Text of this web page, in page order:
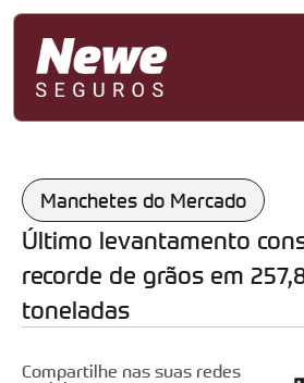
Manchetes do Mercado
Último levantamento
recorde de grãos em
toneladas
Compartilhe nas suas redes